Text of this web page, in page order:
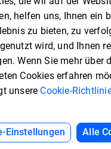
gives with
features that
to the next level.
helfen uns, Ihnen ein
zu bieten, zu
wird, und Ihnen
Wenn Sie mehr über
Cookies erfahren
unsere Cookie-
Einstellungen Alle